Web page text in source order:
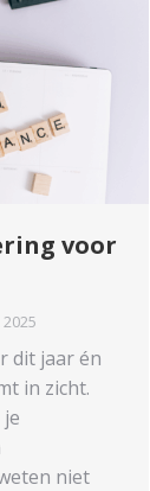
voor
dit jaar én
in zicht.
niet